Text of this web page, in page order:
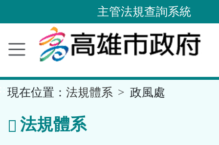
內
容
主管法規查詢系統
現在位置： 法規體系 政風處
法規體系